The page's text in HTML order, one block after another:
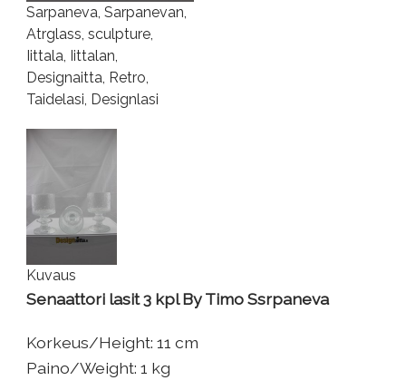
Sarpaneva, Sarpanevan,
Atrglass, sculpture,
Iittala, Iittalan,
Designaitta, Retro,
Taidelasi, Designlasi
Kuvaus
Senaattori lasit 3 kpl By Timo Ssrpaneva
Korkeus/Height: 11 cm
Paino/Weight: 1 kg